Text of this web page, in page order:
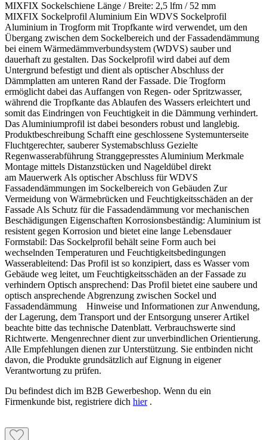
MIXFIX Sockelschiene Länge / Breite: 2,5 lfm / 52 mm
MIXFIX Sockelprofil Aluminium Ein WDVS Sockelprofil
Aluminium in Trogform mit Tropfkante wird verwendet, um den
Übergang zwischen dem Sockelbereich und der Fassadendämmung
bei einem Wärmedämmverbundsystem (WDVS) sauber und
dauerhaft zu gestalten. Das Sockelprofil wird dabei auf dem
Untergrund befestigt und dient als optischer Abschluss der
Dämmplatten am unteren Rand der Fassade. Die Trogform
ermöglicht dabei das Auffangen von Regen- oder Spritzwasser,
während die Tropfkante das Ablaufen des Wassers erleichtert und
somit das Eindringen von Feuchtigkeit in die Dämmung verhindert.
Das Aluminiumprofil ist dabei besonders robust und langlebig.
Produktbeschreibung Schafft eine geschlossene Systemunterseite
Fluchtgerechter, sauberer Systemabschluss Gezielte
Regenwasserabführung Stranggepresstes Aluminium Merkmale
Montage mittels Distanzstücken und Nageldübel direkt
am Mauerwerk Als optischer Abschluss für WDVS
Fassadendämmungen im Sockelbereich von Gebäuden Zur
Vermeidung von Wärmebrücken und Feuchtigkeitsschäden an der
Fassade Als Schutz für die Fassadendämmung vor mechanischen
Beschädigungen Eigenschaften Korrosionsbeständig: Aluminium ist
resistent gegen Korrosion und bietet eine lange Lebensdauer
Formstabil: Das Sockelprofil behält seine Form auch bei
wechselnden Temperaturen und Feuchtigkeitsbedingungen
Wasserableitend: Das Profil ist so konzipiert, dass es Wasser vom
Gebäude weg leitet, um Feuchtigkeitsschäden an der Fassade zu
verhindern Optisch ansprechend: Das Profil bietet eine saubere und
optisch ansprechende Abgrenzung zwischen Sockel und
Fassadendämmung Hinweise und Informationen zur Anwendung,
der Lagerung, dem Transport und der Entsorgung unserer Artikel
beachte bitte das technische Datenblatt. Verbrauchswerte sind
Richtwerte. Mengenrechner dient zur unverbindlichen Orientierung.
Alle Empfehlungen dienen zur Unterstützung. Sie entbinden nicht
davon, die Produkte grundsätzlich auf Eignung in eigener
Verantwortung zu prüfen.
Du befindest dich im B2B Gewerbeshop. Wenn du ein
Firmenkunde bist, registriere dich hier.